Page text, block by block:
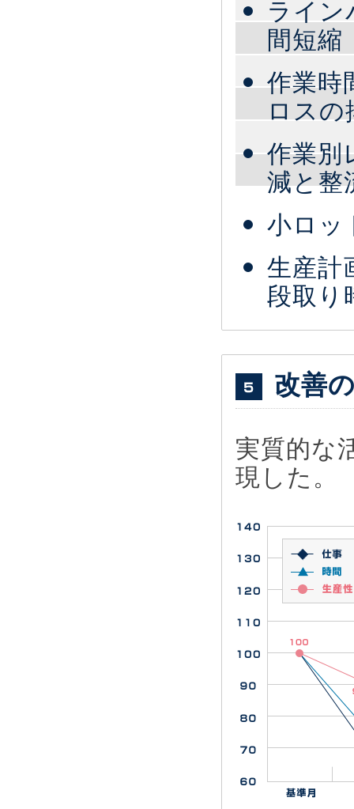
ライ
間短縮
作業
ロスの
作業
減と整
小ロ
生産
段取り
改善
実質的な
現した。